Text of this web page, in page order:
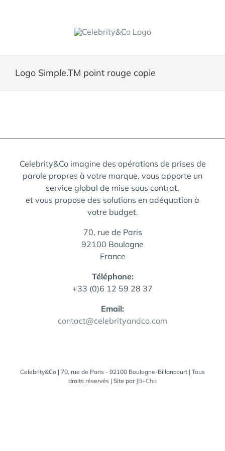
Logo Simple.TM point rouge copie
Celebrity&Co imagine des opérations de prises de
parole propres à votre marque, vous apporte un
service global de mise sous contrat,
et vous propose des solutions en adéquation à
votre budget.
70, rue de Paris
92100 Boulogne
France
Téléphone:
+33 (0)6 12 59 28 37
Email:
contact@celebrityandco.com
Celebrity&Co | 70, rue de Paris - 92100 Boulogne-Billancourt | Tous
droits réservés | Site par JB+Cha